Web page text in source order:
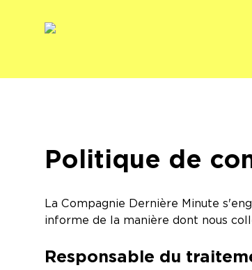
Politique de
La Compagnie Dernière Minute
informe de la manière dont nous
Responsable du